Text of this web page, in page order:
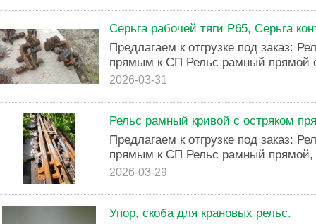
Серьга рабочей тяги Р65, Серьга
Предлагаем к отгрузке под заказ:
прямым к СП Рельс рамный прямой
2026-03-31
Рельс рамный кривой с остряком
Предлагаем к отгрузке под заказ:
прямым к СП Рельс рамный прямой,
2026-03-29
Упор, скоба для крановых рельс.